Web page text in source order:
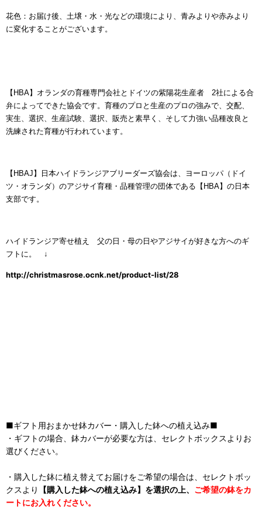
花色：お届け後、土壌・水・光などの環境により、青みよりや赤みより
に変化することがございます。
【HBA】オランダの育種専門会社とドイツの紫陽花生産者 2社による合
弁によってできた協会です。育種のプロと生産のプロの強みで、交配、
実生、選択、生産試験、選択、販売と素早く、そして力強い品種改良と
洗練された育種が行われています。
【HBAJ】日本ハイドランジアブリーダーズ協会は、ヨーロッパ（ドイ
ツ・オランダ）のアジサイ育種・品種管理の団体である【HBA】の日本
支部です。
ハイドランジア寄せ植え 父の日・母の日やアジサイが好きな方へのギ
フトに。 ↓
http://christmasrose.ocnk.net/product-list/28
■ギフト用おまかせ鉢カバー・購入した鉢への植え込み■
・ギフトの場合、鉢カバーが必要な方は、セレクトボックスよりお
選びください。
・購入した鉢に植え替えてお届けをご希望の場合は、セレクトボッ
クスより
【購入した鉢への植え込み】を選択の上、 ご希望の鉢をカ
ートにお入れください。